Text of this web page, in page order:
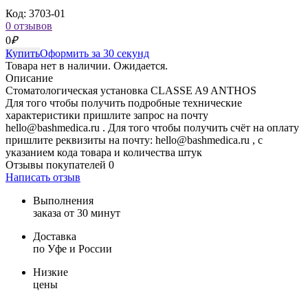
Код: 3703-01
0 отзывов
0₽
КупитьОформить за 30 секунд
Товара нет в наличии. Ожидается.
Описание
Стоматологическая установка CLASSE A9 ANTHOS
Для того чтобы получить подробные технические
характеристики пришлите запрос на почту
hello@bashmedica.ru . Для того чтобы получить счёт на оплату
пришлите реквизиты на почту: hello@bashmedica.ru , с
указанием кода товара и количества штук
Отзывы покупателей 0
Написать отзыв
Выполнения
заказа от 30 минут
Доставка
по Уфе и России
Низкие
цены